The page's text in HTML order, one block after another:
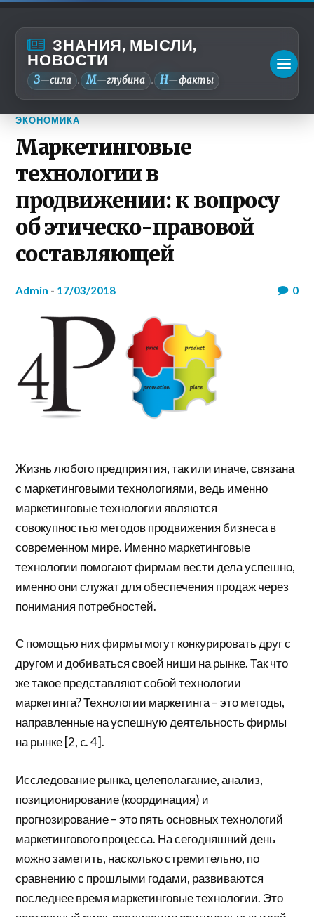
ЗНАНИЯ, МЫСЛИ,
НОВОСТИ
З—сила . М—глубина . Н—факты
ЭКОНОМИКА
Маркетинговые
технологии в
продвижении: к вопросу
об этическо-правовой
составляющей
admin - 17/03/2018 0
Жизнь любого предприятия, так или иначе, связана
с маркетинговыми технологиями, ведь именно
маркетинговые технологии являются
совокупностью методов продвижения бизнеса в
современном мире. Именно маркетинговые
технологии помогают фирмам вести дела успешно,
именно они служат для обеспечения продаж через
понимания потребностей.
С помощью них фирмы могут конкурировать друг с
другом и добиваться своей ниши на рынке. Так что
же такое представляют собой технологии
маркетинга? Технологии маркетинга – это методы,
направленные на успешную деятельность фирмы
на рынке [2, c. 4].
Исследование рынка, целеполагание, анализ,
позиционирование (координация) и
прогнозирование – это пять основных технологий
маркетингового процесса. На сегодняшний день
можно заметить, насколько стремительно, по
сравнению с прошлыми годами, развиваются
последнее время маркетинговые технологии. Это